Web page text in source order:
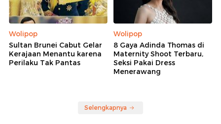
Wolipop
Sultan Brunei Cabut Gelar
Kerajaan Menantu karena
Perilaku Tak Pantas
Wolipop
8 Gaya Adinda Thomas di
Maternity Shoot Terbaru,
Seksi Pakai Dress
Menerawang
Selengkapnya